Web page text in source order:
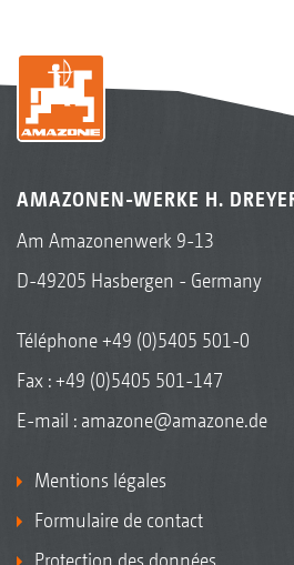
AMAZONEN-WERKE H.
Am Amazonenwerk 9-13
D-49205 Hasbergen - Germany
Téléphone+49 (0)5405 501-0
Fax : +49 (0)5405 501-147
E-mail : amazone@amazone.de
Mentions légales
Formulaire de contact
Protection des données